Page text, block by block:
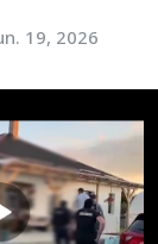
19, 2026